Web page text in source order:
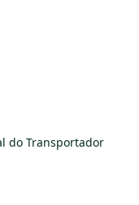
do Transportador